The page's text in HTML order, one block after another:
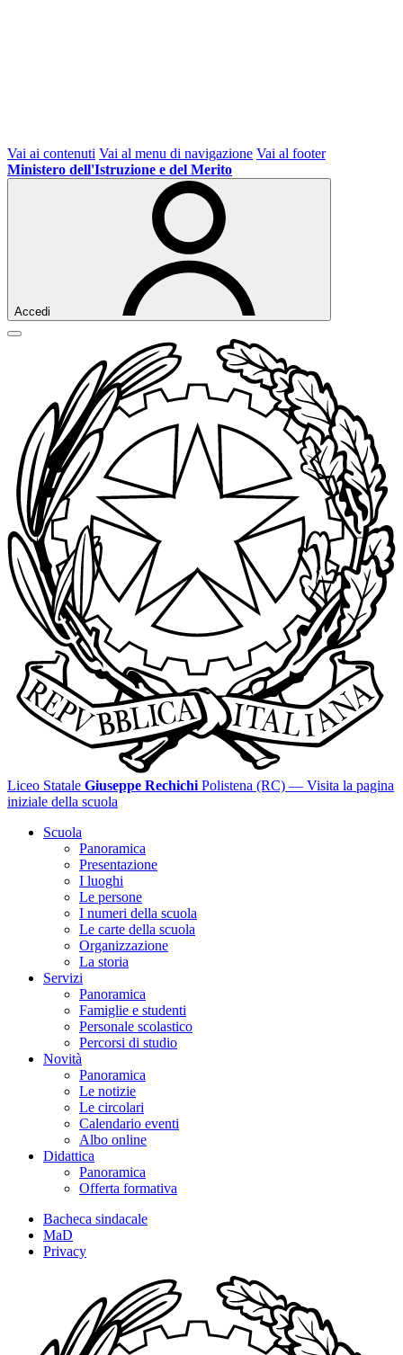
Vai ai contenuti Vai al menu di navigazione Vai al footer
Ministero dell'Istruzione e del Merito
Accedi
Liceo Statale Giuseppe Rechichi Polistena (RC) — Visita la pagina
iniziale della scuola
Scuola
Panoramica
Presentazione
I luoghi
Le persone
I numeri della scuola
Le carte della scuola
Organizzazione
La storia
Servizi
Panoramica
Famiglie e studenti
Personale scolastico
Percorsi di studio
Novità
Panoramica
Le notizie
Le circolari
Calendario eventi
Albo online
Didattica
Panoramica
Offerta formativa
Bacheca sindacale
MaD
Privacy